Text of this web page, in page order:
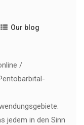
Our blog
/
jedem in den Sinn